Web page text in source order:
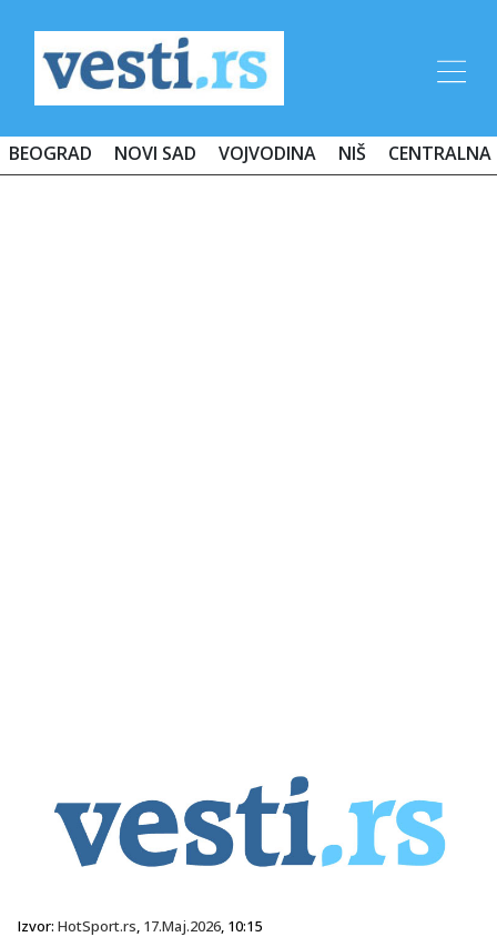
BEOGRAD NOVI SAD VOJVODINA NIŠ CENTRALNA
Izvor: HotSport.rs, 17.Maj.2026, 10:15